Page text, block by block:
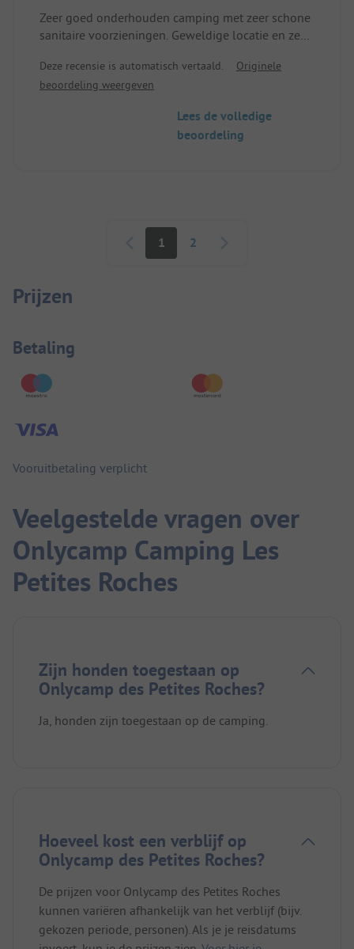
Zeer goed onderhouden camping met zeer schone
sanitaire voorzieningen. Geweldige locatie en zeer
Deze recensie is automatisch vertaald.
Originele
beoordeling weergeven
Lees de volledige
beoordeling
Paginering
1 2
Prijzen
Betaalinformatie
Betaling
Vooruitbetaling verplicht
Veelgestelde vragen over
Onlycamp Camping Les
Petites Roches
Zijn honden toegestaan op
Onlycamp des Petites Roches?
Ja, honden zijn toegestaan op de camping.
Hoeveel kost een verblijf op
Onlycamp des Petites Roches?
De prijzen voor Onlycamp des Petites Roches
kunnen variëren afhankelijk van het verblijf (bijv.
gekozen periode, personen). Als je je reisdatums